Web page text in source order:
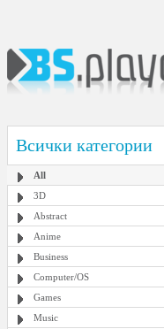
Всички категории
All
3D
Abstract
Anime
Business
Computer/OS
Games
Music